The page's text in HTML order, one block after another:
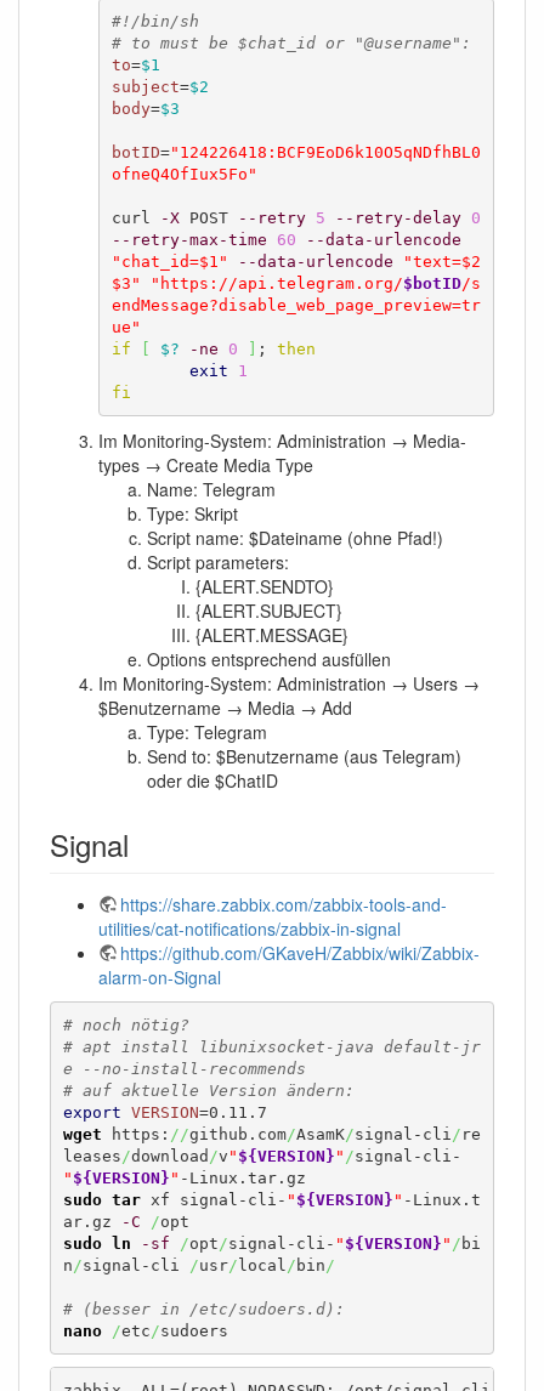
#!/bin/sh
# to must be $chat_id or "@username":
to=$1
subject=$2
body=$3
botID="124226418:BCF9EoD6k10O5qNDfhBL0
ofneQ4OfIux5Fo"
curl -X POST --retry 5 --retry-delay
0
--retry-max-time
60
--data-urlencode
"chat_id=$1"
--data-urlencode
"text=$2
$3"
"https://api.telegram.org/$botID/s
endMessage?disable_web_page_preview=tr
ue"
if
[ $? -ne 0 ] ; then
exit
1
fi
Im Monitoring-System: Administration → Media-
types → Create Media Type
Name: Telegram
Type: Skript
Script name: $Dateiname (ohne Pfad!)
Script parameters:
{ALERT.SENDTO}
{ALERT.SUBJECT}
{ALERT.MESSAGE}
Options entsprechend ausfüllen
Im Monitoring-System: Administration → Users →
$Benutzername → Media → Add
Type: Telegram
Send to: $Benutzername (aus Telegram)
oder die $ChatID
Signal
https://share.zabbix.com/zabbix-tools-and-
utilities/cat-notifications/zabbix-in-signal
https://github.com/GKaveH/Zabbix/wiki/Zabbix-
alarm-on-Signal
# noch nötig?
# apt install libunixsocket-java default-jr
e --no-install-recommends
# auf aktuelle Version ändern:
export VERSION
wget https: //github.com/AsamK/signal-cli / re
leases /download /v " ${VERSION} " /signal-cli-
" ${VERSION} "
sudo tar xf signal-cli- " ${VERSION} " -Linux.t
ar.gz
-C /
sudo ln -sf /opt /signal-cli- " ${VERSION} " / bi
n /signal-cli /usr/local / bin /
# (besser in /etc/sudoers.d):
nano
/etc /sudoers